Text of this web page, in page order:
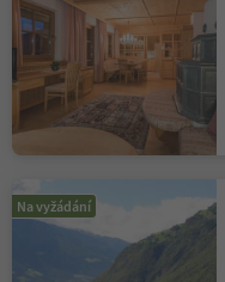
Na vyžádání